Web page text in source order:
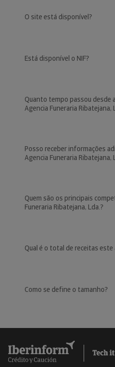
O site está disponível?
Está disponível o NIF?
Quanto tempo passou desde
Agencia Funeraria Ribatejana,
Posso receber informações
Agencia Funeraria Ribatejana,
Quem são os principais
Funeraria Ribatejana, Lda.?
Qual é o total de receitas este
Como se define o tamanho?